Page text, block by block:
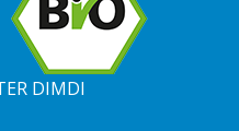
DIMDI